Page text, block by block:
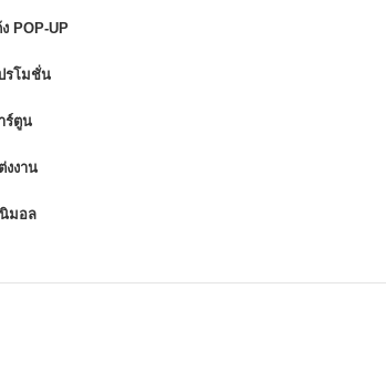
ง POP-UP
รโมชั่น
ร์ตูน
งงาน
มอล